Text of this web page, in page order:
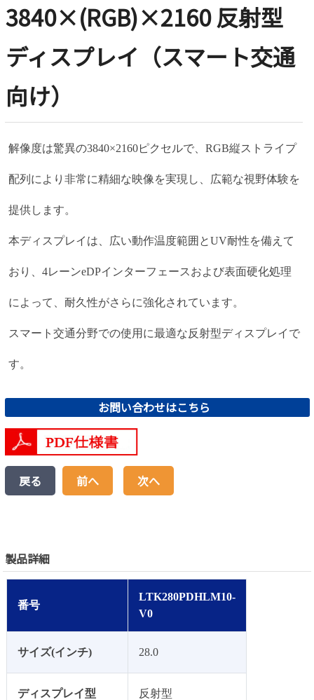
3840×(RGB)×2160 反射型
ディスプレイ（スマート交通
向け）
解像度は驚異の3840×2160ピクセルで、RGB縦ストライプ
配列により非常に精細な映像を実現し、広範な視野体験を
提供します。
本ディスプレイは、広い動作温度範囲とUV耐性を備えて
おり、4レーンeDPインターフェースおよび表面硬化処理
によって、耐久性がさらに強化されています。
スマート交通分野での使用に最適な反射型ディスプレイで
す。
お問い合わせはこちら
戻る 前へ 次へ
製品詳細
番号
LTK280PDHLM10-
V0
サイズ(インチ) 28.0
ディスプレイ型 反射型